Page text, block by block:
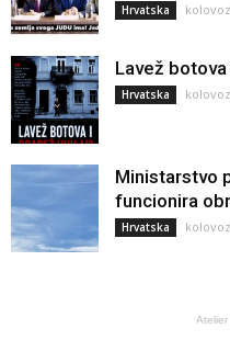
Hrvatska
Lavež
Hrvatska
Ministarstvo
funcionira
Hrvatska
Atelier